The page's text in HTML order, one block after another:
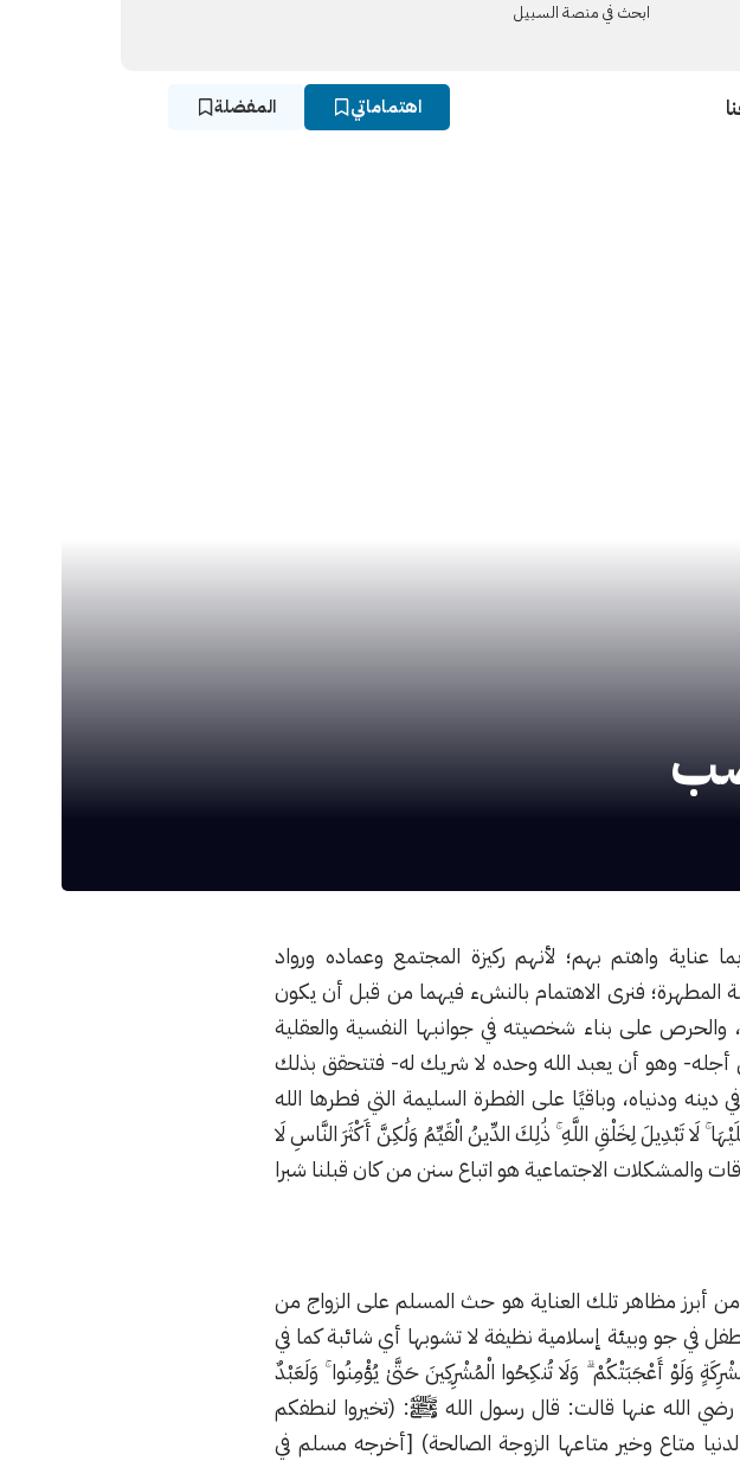
ابحث في منصة السـبيل
اهتماماتي المفضلة
واهتم بهم؛ لأنهم ركيزة المجتمع وعماده ورواد
المطهرة؛ فنرى الاهتمام بالنشء فيهما من قبل أن يكون
والحرص على بناء شخصيته في جوانبها النفسية والعقلية
أجله- وهو أن يعبد الله وحده لا شريك له- فتتحقق بذلك
دينه ودنياه، وباقيًا على الفطرة السليمة التي فطرها الله
لَا تَبْدِيلَ لِخَلْقِ اللَّهِ ۚ ذَٰلِكَ الدِّينُ الْقَيِّمُ وَلَٰكِنَّ أَكْثَرَ النَّاسِ لَا
والمشكلات الاجتماعية هو اتباع سنن من كان قبلنا شبرا
أبرز مظاهر تلك العناية هو حث المسلم على الزواج من
في جو وبيئة إسلامية نظيفة لا تشوبها أي شائبة كما في
وَلَوْ أَعْجَبَتْكُمْ ۗ وَلَا تُنكِحُوا الْمُشْرِكِينَ حَتَّىٰ يُؤْمِنُوا ۚ وَلَعَبْدٌ
[البقرة: ٢٢١] وعن عائشة رضي الله عنها قالت: قال رسول الله ﷺ: (تخيروا لنطفكم
متاع وخير متاعها الزوجة الصالحة) [أخرجه مسلم في